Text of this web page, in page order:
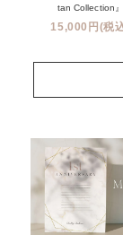
姉妹店＆関連
安心のチャビ
おすすめ商品
バルーン自動
浮くバルーン
tan Collection』
15,000円(税